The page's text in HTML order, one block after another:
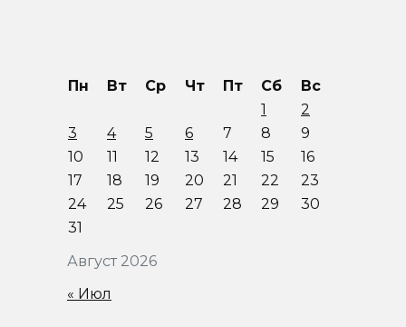
Август 2026
Пн Вт Ср Чт Пт Сб
Вс
1
2
3
4 5 6 7 8
9
10
11 12 13 14 15
16
17
18 19 20 21 22
23
24
25 26 27 28 29
30
31
« Июл